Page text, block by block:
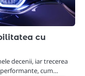
cu
decenii, iar trecerea
performante, cum…